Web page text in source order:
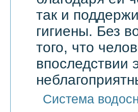
так и
гигиены. Без
того, что
впоследствии
Система